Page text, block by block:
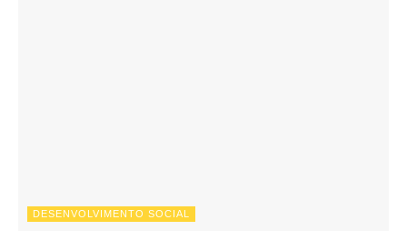
DESENVOLVIMENTO SOCIAL